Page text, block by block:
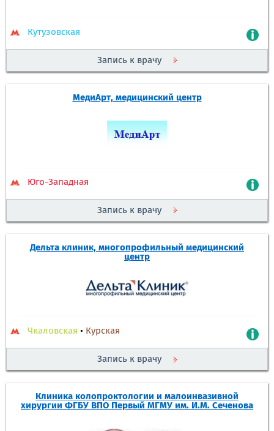
Кутузовская
Запись к врачу
МедиАрт, медицинский центр
Юго-Западная
Запись к врачу
Дельта клиник, многопрофильный медицинский
центр
Чкаловская • Курская
Запись к врачу
Клиника колопроктологии и малоинвазивной
хирургии ФГБУ ВПО Первый МГМУ им. И.М. Сеченова